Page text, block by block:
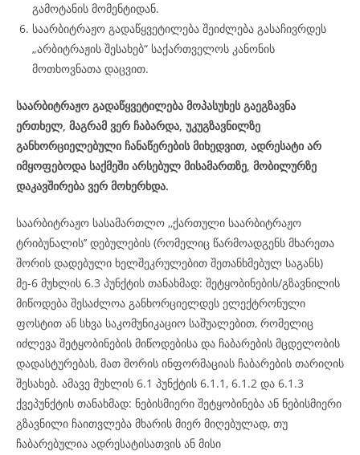
გამოტანის მომენტიდან.
საარბიტრაჟო გადაწყვეტილება შეიძლება გასაჩივრდეს
„არბიტრაჟის შესახებ“ საქართველოს კანონის
მოთხოვნათა დაცვით.
საარბიტრაჟო გადაწყვეტილება მოპასუხეს გაეგზავნა
ერთხელ, მაგრამ ვერ ჩაბარდა, უკუგზავნილზე
განხორციელებული ჩანაწერების მიხედვით, ადრესატი არ
იმყოფებოდა საქმეში არსებულ მისამართზე, მობილურზე
დაკავშირება ვერ მოხერხდა.
საარბიტრაჟო სასამართლო ,,ქართული საარბიტრაჟო
ტრიბუნალის’’ დებულების (რომელიც წარმოადგენს მხარეთა
შორის დადებული ხელშეკრულებით შეთანხმებულ საგანს)
მე-6 მუხლის 6.3 პუნქტის თანახმად: შეტყობინების/გზავნილის
მიწოდება შესაძლოა განხორციელდეს ელექტრონული
ფოსტით ან სხვა საკომუნიკაციო საშუალებით, რომელიც
იძლევა შეტყობინების მიწოდებისა და ჩაბარების მცდელობის
დადასტურებას, მათ შორის ინფორმაციას ჩაბარების თარიღის
შესახებ. ამავე მუხლის 6.1 პუნქტის 6.1.1, 6.1.2 და 6.1.3
ქვეპუნქტის თანახმად: ნებისმიერი შეტყობინება ან ნებისმიერი
გზავნილი ჩაითვლება მხარის მიერ მიღებულად, თუ
ჩაბარებულია ადრესატისათვის ან მისი